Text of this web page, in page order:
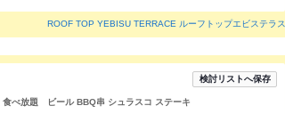
ROOF TOP YEBISU TERRACE ルーフトップエビステラス
検討リストへ保存
食べ放題 ビール BBQ串 シュラスコ ステーキ